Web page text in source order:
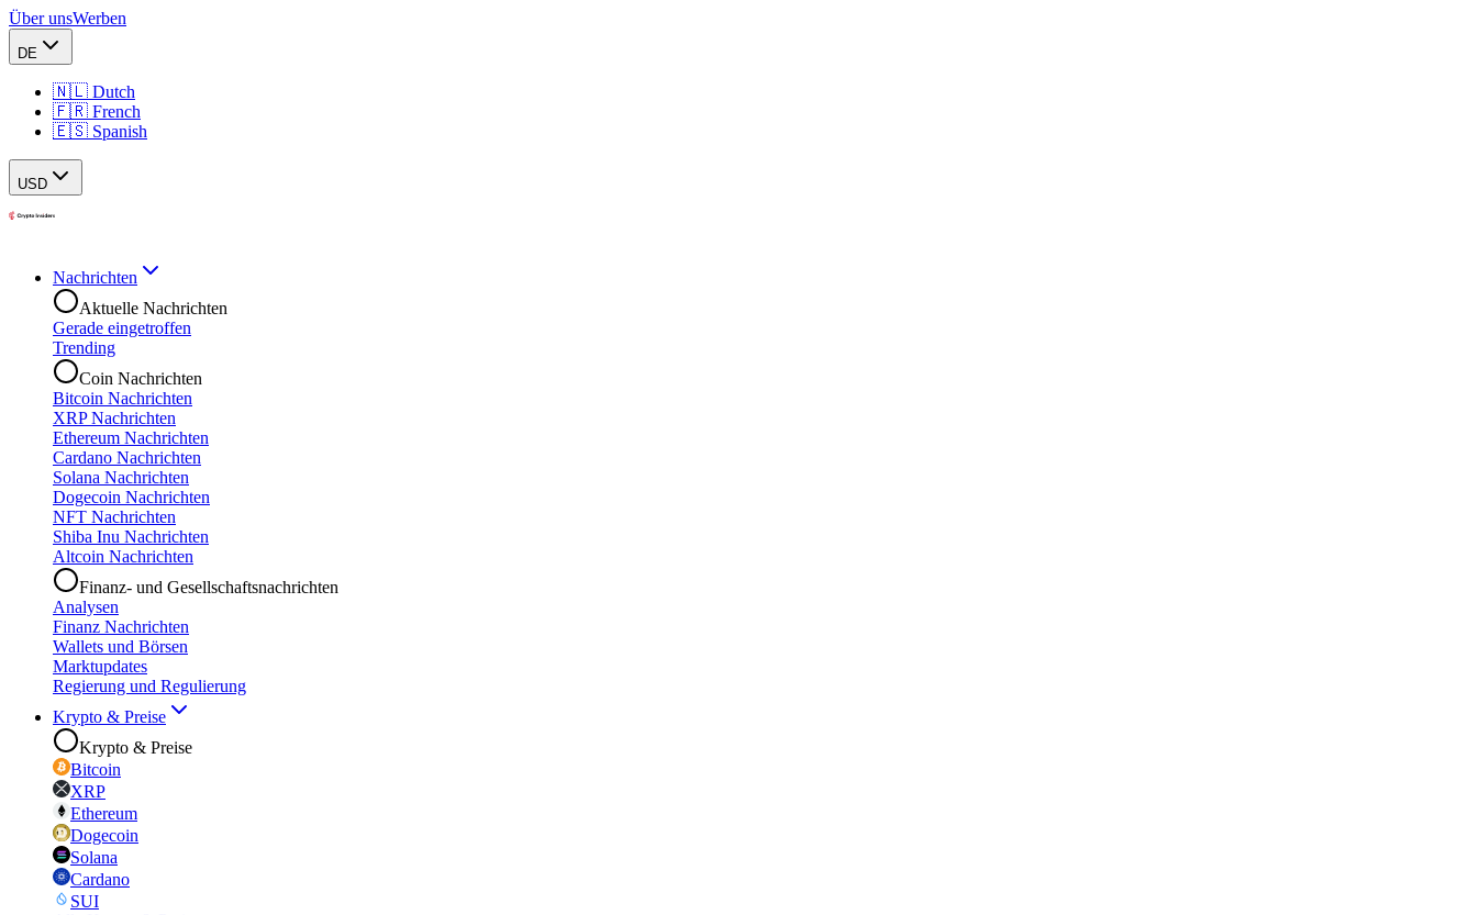
Über unsWerben
DE
🇳🇱 Dutch
🇫🇷 French
🇪🇸 Spanish
USD
Nachrichten
Aktuelle Nachrichten
Gerade eingetroffen
Trending
Coin Nachrichten
Bitcoin Nachrichten
XRP Nachrichten
Ethereum Nachrichten
Cardano Nachrichten
Solana Nachrichten
Dogecoin Nachrichten
NFT Nachrichten
Shiba Inu Nachrichten
Altcoin Nachrichten
Finanz- und Gesellschaftsnachrichten
Analysen
Finanz Nachrichten
Wallets und Börsen
Marktupdates
Regierung und Regulierung
Krypto & Preise
Krypto & Preise
Bitcoin
XRP
Ethereum
Dogecoin
Solana
Cardano
SUI